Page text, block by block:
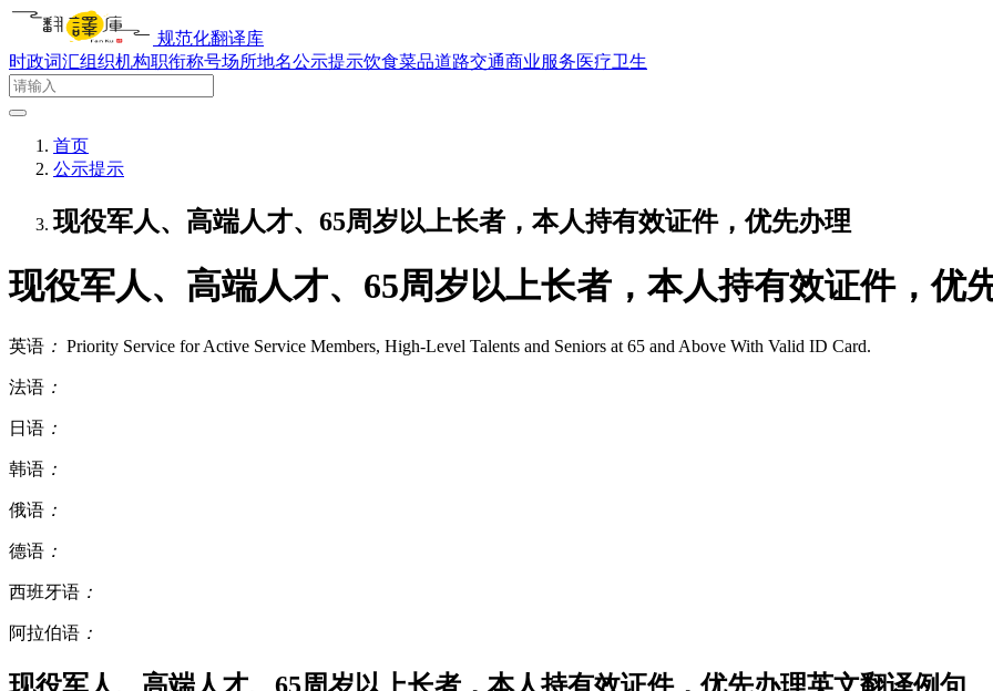
规范化翻译库
时政词汇组织机构职衔称号场所地名公示提示饮食菜品道路交通商业服务医疗卫生
首页
公示提示
现役军人、高端人才、65周岁以上长者，本人持有效证件，优先办理
现役军人、高端人才、65周岁以上长者，本人持有效证件，优
英语 ： Priority Service for Active Service Members, High-Level Talents and Seniors at 65 and Above With Valid ID Card.
法语 ：
日语 ：
韩语 ：
俄语 ：
德语 ：
西班牙语 ：
阿拉伯语 ：
现役军人、高端人才、65周岁以上长者，本人持有效证件，优先办理英文翻译例句